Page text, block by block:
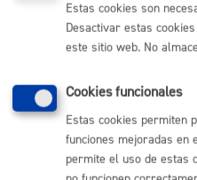
Sebastián
010(gratuito desde Donostia /
(+34) 943 481 000
Buzón de la ciudadanía
Estas cookies son
Desactivar estas
este sitio web. No
Cookies funcionales
Estas cookies permiten
funciones mejoradas en
permite el uso de estas